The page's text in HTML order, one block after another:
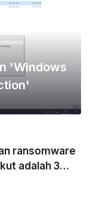
'Windows
ransomware
adalah 3